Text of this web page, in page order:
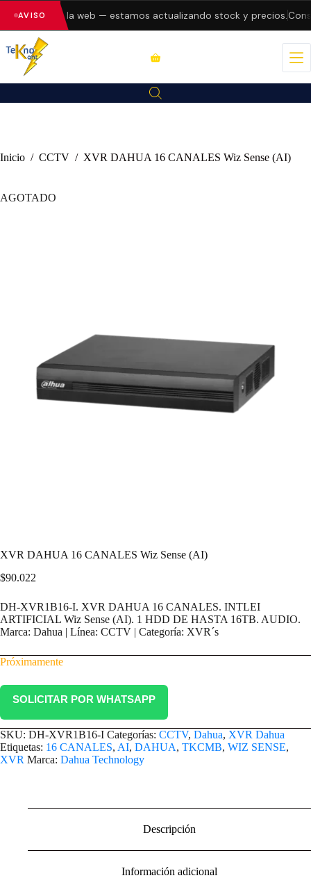
AVISO
errores en la web — estamos actualizando stock y precios.
Inicio / CCTV / XVR DAHUA 16 CANALES Wiz Sense (AI)
AGOTADO
XVR DAHUA 16 CANALES Wiz Sense (AI)
$90.022
DH-XVR1B16-I. XVR DAHUA 16 CANALES. INTLEI
ARTIFICIAL Wiz Sense (AI). 1 HDD DE HASTA 16TB. AUDIO.
Marca: Dahua | Línea: CCTV | Categoría: XVR´s
Próximamente
SOLICITAR POR WHATSAPP
SKU: DH-XVR1B16-I Categorías: CCTV, Dahua, XVR Dahua
Etiquetas: 16 CANALES, AI, DAHUA, TKCMB, WIZ SENSE,
XVR Marca: Dahua Technology
Descripción
Información adicional